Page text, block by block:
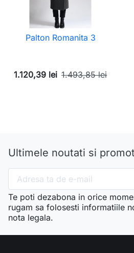
Palton Romanita 3
1.120,39 lei 1.493,85 lei
Ultimele noutati si
Te poti dezabona in orice
rugam sa folosesti informatiile
nota legala.